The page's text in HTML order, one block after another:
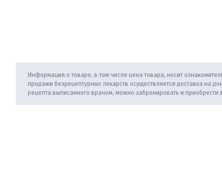
Информация о товаре, в том числе цена товара, носит
продажи безрецептурных лекарств осуществляется доставка на
рецепта выписанного врачом, можно забронировать и приобрести